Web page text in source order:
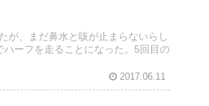
が、まだ鼻水と咳が止まらないらし
ーフを走ることになった。5回目の
2017.06.11